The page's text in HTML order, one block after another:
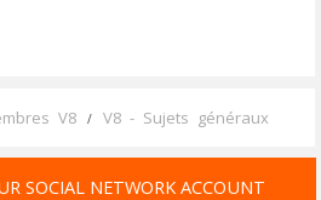
V8 V8 - Sujets généraux
SOCIAL NETWORK ACCOUNT